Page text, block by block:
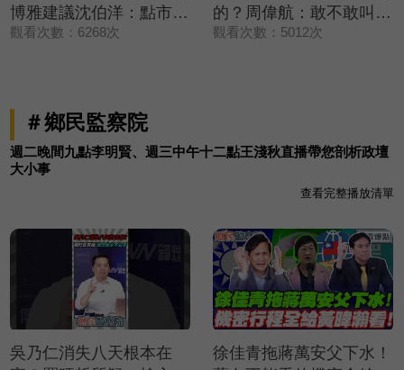
博雅建議沈伯洋：點市政
缺失✨【政治讀新術】精
觀看次數：6268次
的？周偉航：敢不敢叫台
中三子簽提案💢【政治讀
觀看次數：5012次
＃鄉民監察院
週二晚間九點李明賢、週三中午十二點王淺秋直播帶您剖析政壇
大小事
查看完整播放清單
吳乃仁消失八天根本在
徐佳青拖蔣萬安父下水！